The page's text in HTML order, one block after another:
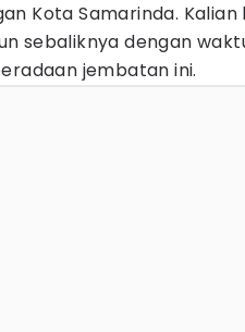
Kota Samarinda. Kalian
sebaliknya dengan
jembatan ini.